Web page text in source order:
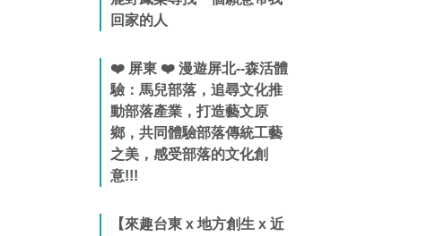
回家的人
❤️ 屏東 ❤️ 漫遊屏北--森活體
驗：馬兒部落，追尋文化推
動部落產業，打造藝文原
鄉，共同體驗部落傳統工藝
之美，感受部落的文化創
意!!!
【來趣台東 x 地方創生 x 近